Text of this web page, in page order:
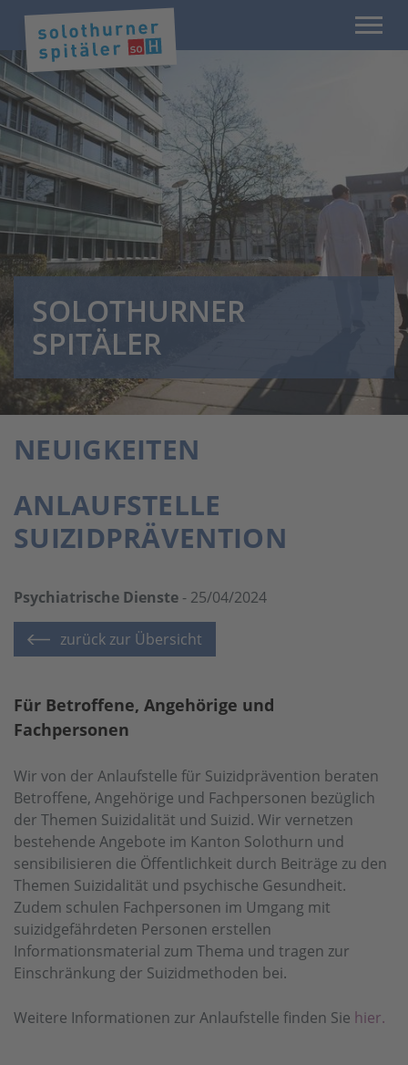
SOLOTHURNER
SPITÄLER
NEUIGKEITEN
ANLAUFSTELLE
SUIZIDPRÄVENTION
Psychiatrische Dienste - 25/04/2024
zurück zur Übersicht
Für Betroffene, Angehörige und
Fachpersonen
Wir von der Anlaufstelle für Suizidprävention beraten
Betroffene, Angehörige und Fachpersonen bezüglich
der Themen Suizidalität und Suizid. Wir vernetzen
bestehende Angebote im Kanton Solothurn und
sensibilisieren die Öffentlichkeit durch Beiträge zu den
Themen Suizidalität und psychische Gesundheit.
Zudem schulen Fachpersonen im Umgang mit
suizidgefährdeten Personen erstellen
Informationsmaterial zum Thema und tragen zur
Einschränkung der Suizidmethoden bei.
Weitere Informationen zur Anlaufstelle finden Sie hier.